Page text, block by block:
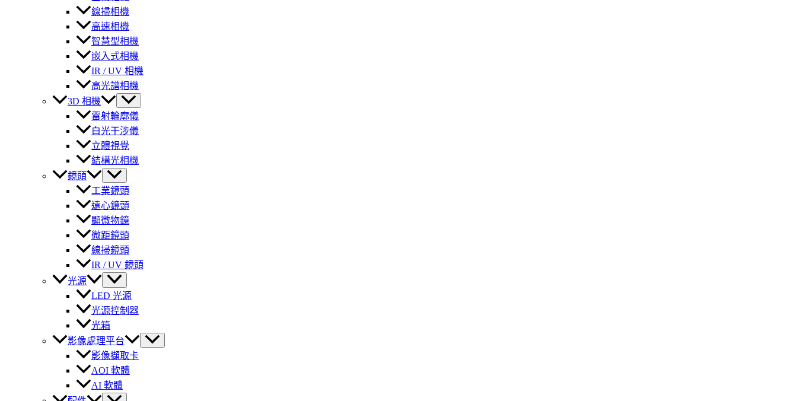
線掃相機
高速相機
智慧型相機
嵌入式相機
IR / UV 相機
高光譜相機
3D 相機
雷射輪廓儀
白光干涉儀
立體視覺
結構光相機
鏡頭
工業鏡頭
遠心鏡頭
顯微物鏡
微距鏡頭
線掃鏡頭
IR / UV 鏡頭
光源
LED 光源
光源控制器
光箱
影像處理平台
影像擷取卡
AOI 軟體
AI 軟體